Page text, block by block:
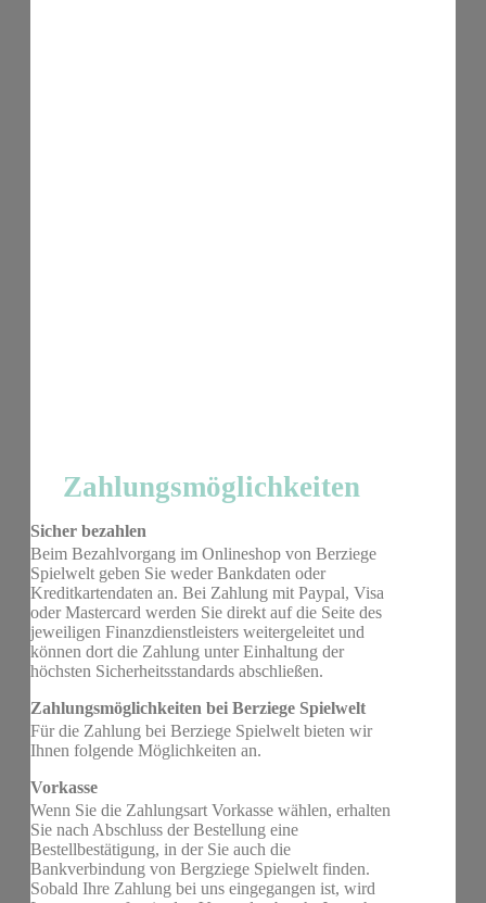
Zahlungsmöglichkeiten
Sicher bezahlen
Beim Bezahlvorgang im Onlineshop von Berziege
Spielwelt geben Sie weder Bankdaten oder
Kreditkartendaten an. Bei Zahlung mit Paypal, Visa
oder Mastercard werden Sie direkt auf die Seite des
jeweiligen Finanzdienstleisters weitergeleitet und
können dort die Zahlung unter Einhaltung der
höchsten Sicherheitsstandards abschließen.
Zahlungsmöglichkeiten bei Berziege Spielwelt
Für die Zahlung bei Berziege Spielwelt bieten wir
Ihnen folgende Möglichkeiten an.
Vorkasse
Wenn Sie die Zahlungsart Vorkasse wählen, erhalten
Sie nach Abschluss der Bestellung eine
Bestellbestätigung, in der Sie auch die
Bankverbindung von Bergziege Spielwelt finden.
Sobald Ihre Zahlung bei uns eingegangen ist, wird